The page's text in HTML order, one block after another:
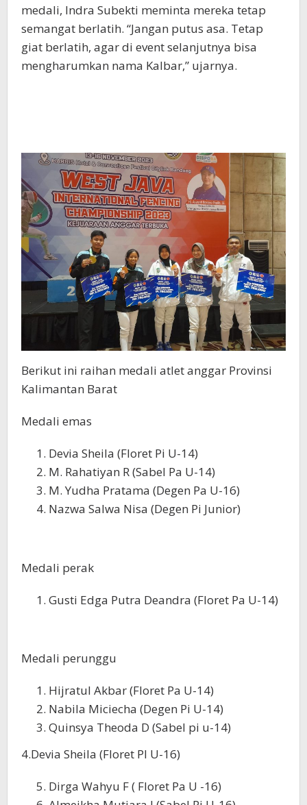
medali, Indra Subekti meminta mereka tetap
semangat berlatih. “Jangan putus asa. Tetap
giat berlatih, agar di event selanjutnya bisa
mengharumkan nama Kalbar,” ujarnya.
Berikut ini raihan medali atlet anggar Provinsi
Kalimantan Barat
Medali emas
Devia Sheila (Floret Pi U-14)
M. Rahatiyan R (Sabel Pa U-14)
M. Yudha Pratama (Degen Pa U-16)
Nazwa Salwa Nisa (Degen Pi Junior)
Medali perak
Gusti Edga Putra Deandra (Floret Pa U-14)
Medali perunggu
Hijratul Akbar (Floret Pa U-14)
Nabila Miciecha (Degen Pi U-14)
Quinsya Theoda D (Sabel pi u-14)
4.Devia Sheila (Floret PI U-16)
Dirga Wahyu F ( Floret Pa U -16)